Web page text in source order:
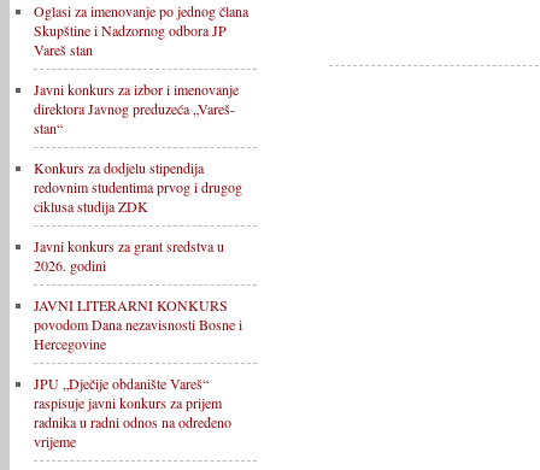
Oglasi za imenovanje po jednog člana
Skupštine i Nadzornog odbora JP
Vareš stan
Javni konkurs za izbor i imenovanje
direktora Javnog preduzeća „Vareš-
stan“
Konkurs za dodjelu stipendija
redovnim studentima prvog i drugog
ciklusa studija ZDK
Javni konkurs za grant sredstva u
2026. godini
JAVNI LITERARNI KONKURS
povodom Dana nezavisnosti Bosne i
Hercegovine
JPU „Dječije obdanište Vareš“
raspisuje javni konkurs za prijem
radnika u radni odnos na određeno
vrijeme